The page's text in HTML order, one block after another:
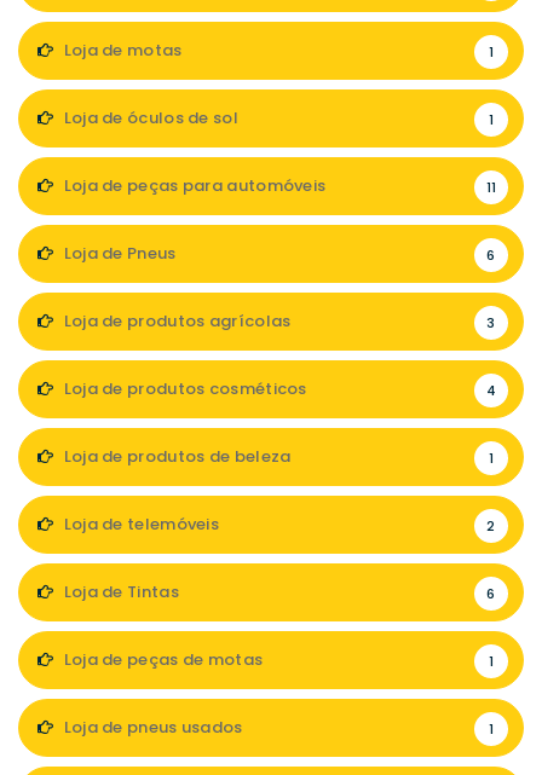
Loja de motas 1
Loja de óculos de sol 1
Loja de peças para automóveis 11
Loja de Pneus 6
Loja de produtos agrícolas 3
Loja de produtos cosméticos 4
Loja de produtos de beleza 1
Loja de telemóveis 2
Loja de Tintas 6
Loja de peças de motas 1
Loja de pneus usados 1